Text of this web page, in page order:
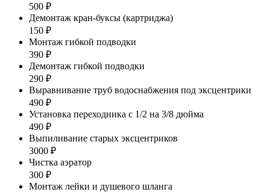
500 ₽
Демонтаж кран-буксы (картриджа)
150 ₽
Монтаж гибкой подводки
390 ₽
Демонтаж гибкой подводки
290 ₽
Выравнивание труб водоснабжения под эксцентрики
490 ₽
Установка переходника с 1/2 на 3/8 дюйма
490 ₽
Выпиливание старых эксцентриков
3000 ₽
Чистка аэратор
300 ₽
Монтаж лейки и душевого шланга